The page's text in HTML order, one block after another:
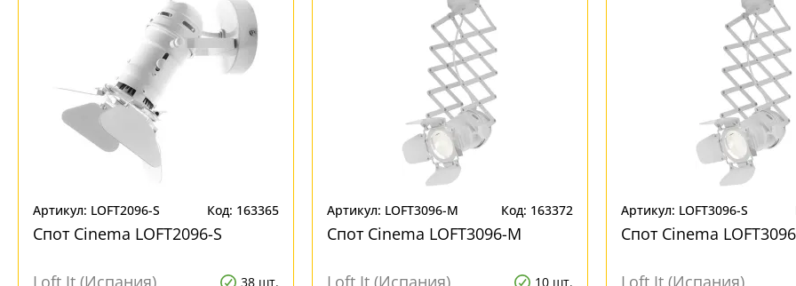
Ваш регион:
+7 (800) 775-63-32
+7 (495) 255-03-21
Артикул: LOFT2096-S Код: 163365
Спот Cinema LOFT2096-S
Loft It (Испания) 38 шт.
Артикул: LOFT3096-M Код: 163372
Спот Cinema LOFT3096-M
Loft It (Испания) 10 шт.
Артикул: LOFT3096-S
Спот Cinema
Loft It (Испания)